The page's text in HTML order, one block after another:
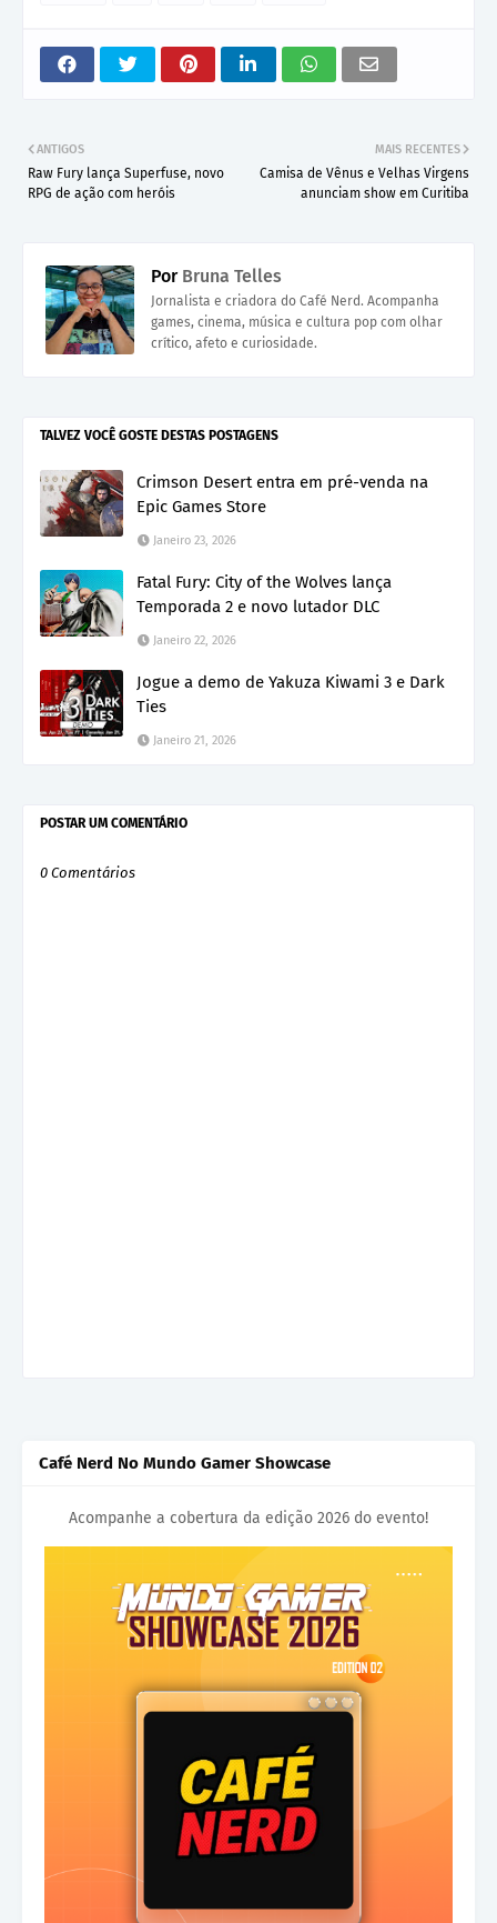
MAIS RECENTES
Camisa de Vênus e Velhas Virgens
anunciam show em Curitiba
ANTIGOS
Raw Fury lança Superfuse, novo
RPG de ação com heróis
PorBruna Telles
Jornalista e criadora do Café Nerd. Acompanha
games, cinema, música e cultura pop com olhar
crítico, afeto e curiosidade.
TALVEZ VOCÊ GOSTE DESTAS POSTAGENS
Crimson Desert entra em pré-venda na
Epic Games Store
Janeiro 23, 2026
Fatal Fury: City of the Wolves lança
Temporada 2 e novo lutador DLC
Janeiro 22, 2026
Jogue a demo de Yakuza Kiwami 3 e Dark
Ties
Janeiro 21, 2026
POSTAR UM COMENTÁRIO
0 Comentários
Café Nerd No Mundo Gamer Showcase
Acompanhe a cobertura da edição 2026 do evento!